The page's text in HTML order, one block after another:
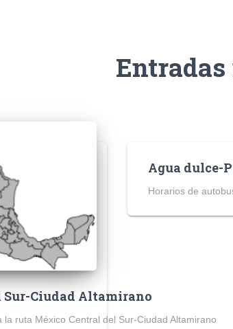
Ciudad Altamirano
ruta México Central del Sur-Ciudad Altamirano
Agua dulce-
Horarios de